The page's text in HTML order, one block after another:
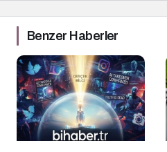
Benzer Haberler